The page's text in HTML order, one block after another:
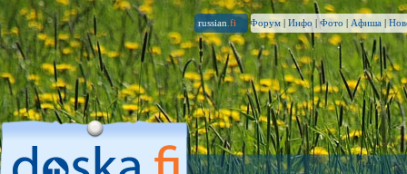
russian .fi Форум | Инфо | Фото | Афиша |